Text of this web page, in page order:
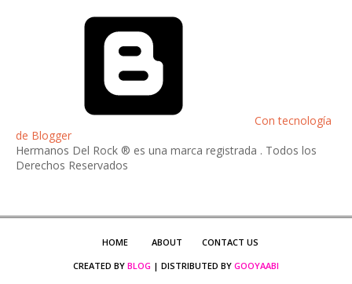
Con tecnología
de Blogger
Hermanos Del Rock ® es una marca registrada . Todos los
Derechos Reservados
HOME ABOUT
CONTACT US
CREATED BY BLOG | DISTRIBUTED BY GOOYAABI